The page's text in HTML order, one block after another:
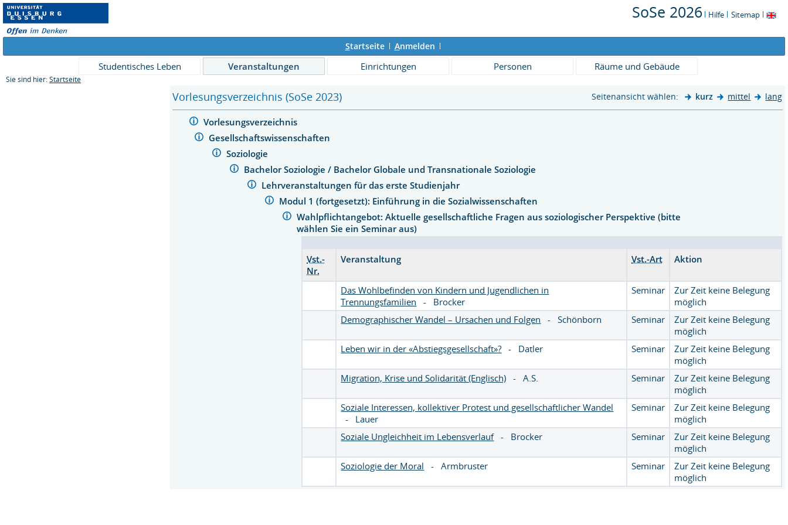
SoSe 2026 Hilfe Sitemap
Startseite Anmelden
Studentisches Leben Veranstaltungen Einrichtungen Personen Räume und Gebäude
Sie sind hier: Startseite
Vorlesungsverzeichnis (SoSe 2023) Seitenansicht wählen: kurz mittel lang
Vorlesungsverzeichnis
Gesellschaftswissenschaften
Soziologie
Bachelor Soziologie / Bachelor Globale und Transnationale Soziologie
Lehrveranstaltungen für das erste Studienjahr
Modul 1 (fortgesetzt): Einführung in die Sozialwissenschaften
Wahlpflichtangebot: Aktuelle gesellschaftliche Fragen aus soziologischer Perspektive (bitte
wählen Sie ein Seminar aus)
Vst.-
Nr.
Veranstaltung Vst.-Art Aktion
Das Wohlbefinden von Kindern und Jugendlichen in
Trennungsfamilien - Brocker
Seminar
Zur Zeit keine Belegung
möglich
Demographischer Wandel – Ursachen und Folgen -Schönborn Seminar
Zur Zeit keine Belegung
möglich
Leben wir in der «Abstiegsgesellschaft»? - Datler Seminar
Zur Zeit keine Belegung
möglich
Migration, Krise und Solidarität (Englisch) -A.S. Seminar
Zur Zeit keine Belegung
möglich
Soziale Interessen, kollektiver Protest und gesellschaftlicher Wandel
- Lauer
Seminar
Zur Zeit keine Belegung
möglich
Soziale Ungleichheit im Lebensverlauf- Brocker Seminar
Zur Zeit keine Belegung
möglich
Soziologie der Moral -Armbruster Seminar
Zur Zeit keine Belegung
möglich